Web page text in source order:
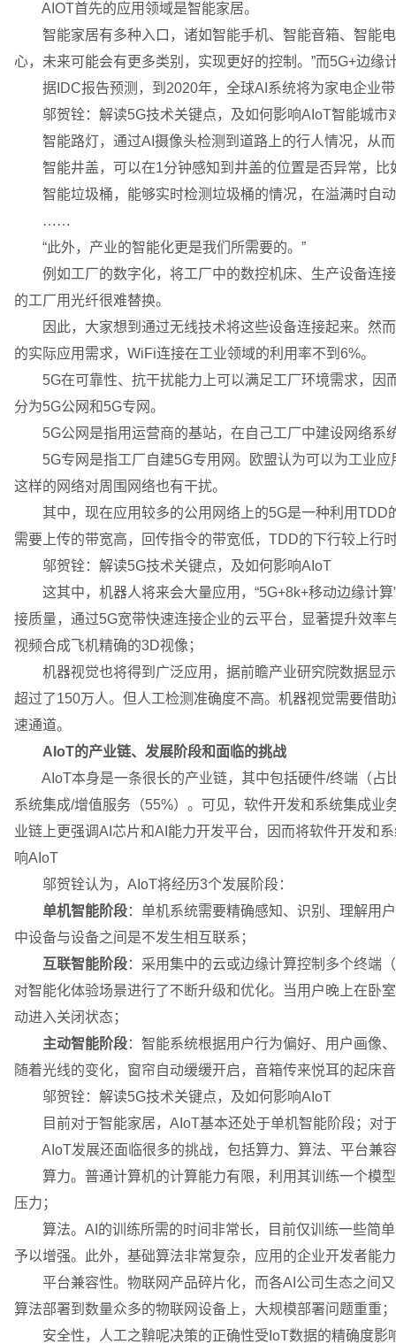
AIOT首先的应用领域是智能家居。
智能家居有多种入口，诸如智能手机、智能音箱、智能电
心，未来可能会有更多类别，实现更好的控制。”而5G+边缘
据IDC报告预测，到2020年，全球AI系统将为家电企业带
邬贺铨：解读5G技术关键点，及如何影响AIoT智能城市
智能路灯，通过AI摄像头检测到道路上的行人情况，从而
智能井盖，可以在1分钟感知到井盖的位置是否异常，比
智能垃圾桶，能够实时检测垃圾桶的情况，在溢满时自动
……
“此外，产业的智能化更是我们所需要的。”
例如工厂的数字化，将工厂中的数控机床、生产设备连接
的工厂用光纤很难替换。
因此，大家想到通过无线技术将这些设备连接起来。然
的实际应用需求，WiFi连接在工业领域的利用率不到6%。
5G在可靠性、抗干扰能力上可以满足工厂环境需求，因
分为5G公网和5G专网。
5G公网是指用运营商的基站，在自己工厂中建设网络系
5G专网是指工厂自建5G专用网。欧盟认为可以为工业应
这样的网络对周围网络也有干扰。
其中，现在应用较多的公用网络上的5G是一种利用TDD
需要上传的带宽高，回传指令的带宽低，TDD的下行较上行
邬贺铨：解读5G技术关键点，及如何影响AIoT
这其中，机器人将来会大量应用，“5G+8k+移动边缘计算
接质量，通过5G宽带快速连接企业的云平台，显著提升效
视频合成飞机精确的3D视像；
机器视觉也将得到广泛应用，据前瞻产业研究院数据显
超过了150万人。但人工检测准确度不高。机器视觉需要借
速通道。
AIoT的产业链、发展阶段和面临的挑战
AIoT本身是一条很长的产业链，其中包括硬件/终端（占
系统集成/增值服务（55%）。可见，软件开发和系统集成
业链上更强调AI芯片和AI能力开发平台，因而将软件开发和
响AIoT
邬贺铨认为，AIoT将经历3个发展阶段：
单机智能阶段：单机系统需要精确感知、识别、理解用
中设备与设备之间是不发生相互联系；
互联智能阶段：采用集中的云或边缘计算控制多个终端
对智能化体验场景进行了不断升级和优化。当用户晚上在卧
动进入关闭状态；
主动智能阶段：智能系统根据用户行为偏好、用户画像
随着光线的变化，窗帘自动缓缓开启，音箱传来悦耳的起床
邬贺铨：解读5G技术关键点，及如何影响AIoT
目前对于智能家居，AIoT基本还处于单机智能阶段；对
AIoT发展还面临很多的挑战，包括算力、算法、平台兼
算力。普通计算机的计算能力有限，利用其训练一个模型
压力；
算法。AI的训练所需的时间非常长，目前仅训练一些简单
予以增强。此外，基础算法非常复杂，应用的企业开发者能
平台兼容性。物联网产品碎片化，而各AI公司生态之间又
算法部署到数量众多的物联网设备上，大规模部署问题重重；
安全性，人工之鞥呢决策的正确性受IoT数据的精确度影